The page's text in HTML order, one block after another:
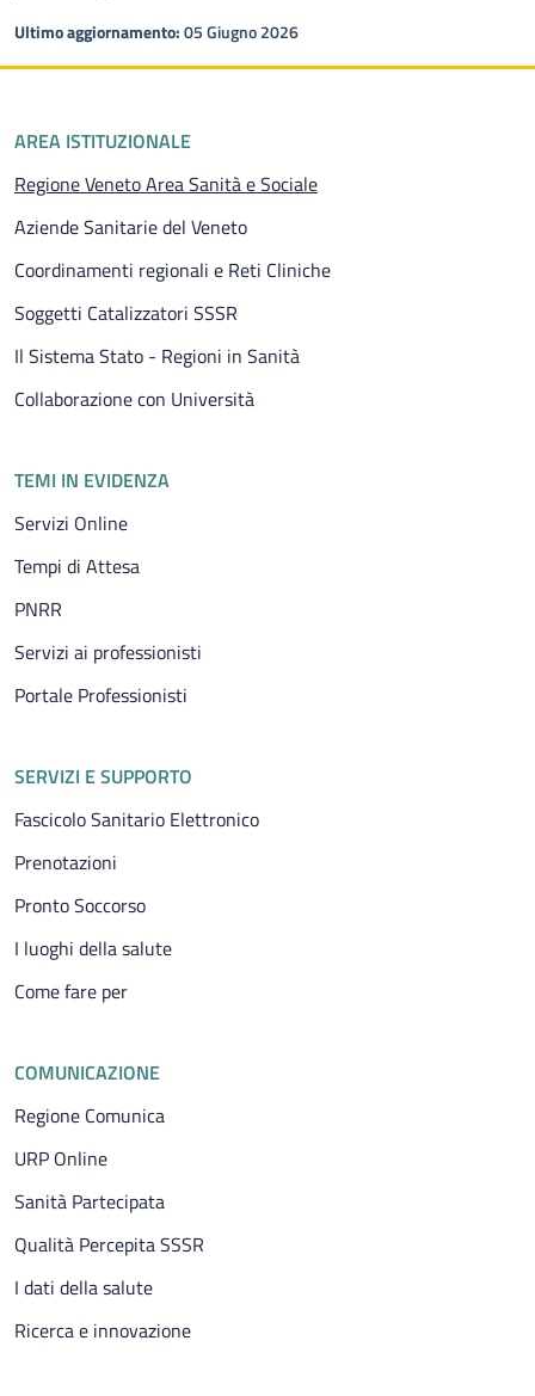
Ultimo aggiornamento:05 Giugno 2026
Piè di pagina
AREA ISTITUZIONALE
Regione Veneto Area Sanità e SocialePagina attuale
Aziende Sanitarie del Veneto
Coordinamenti regionali e Reti Cliniche
Soggetti Catalizzatori SSSR
Il Sistema Stato - Regioni in Sanità
Collaborazione con Università
TEMI IN EVIDENZA
Servizi Online
Tempi di Attesa
PNRR
Servizi ai professionisti
Portale Professionisti
SERVIZI E SUPPORTO
Fascicolo Sanitario Elettronico
Prenotazioni
Pronto Soccorso
I luoghi della salute
Come fare per
COMUNICAZIONE
Regione Comunica
URP Online
Sanità Partecipata
Qualità Percepita SSSR
I dati della salute
Ricerca e innovazione